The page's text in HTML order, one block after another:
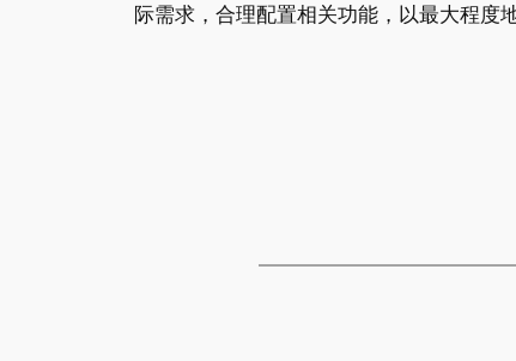
际需求，合理配置相关功能，以最大程度